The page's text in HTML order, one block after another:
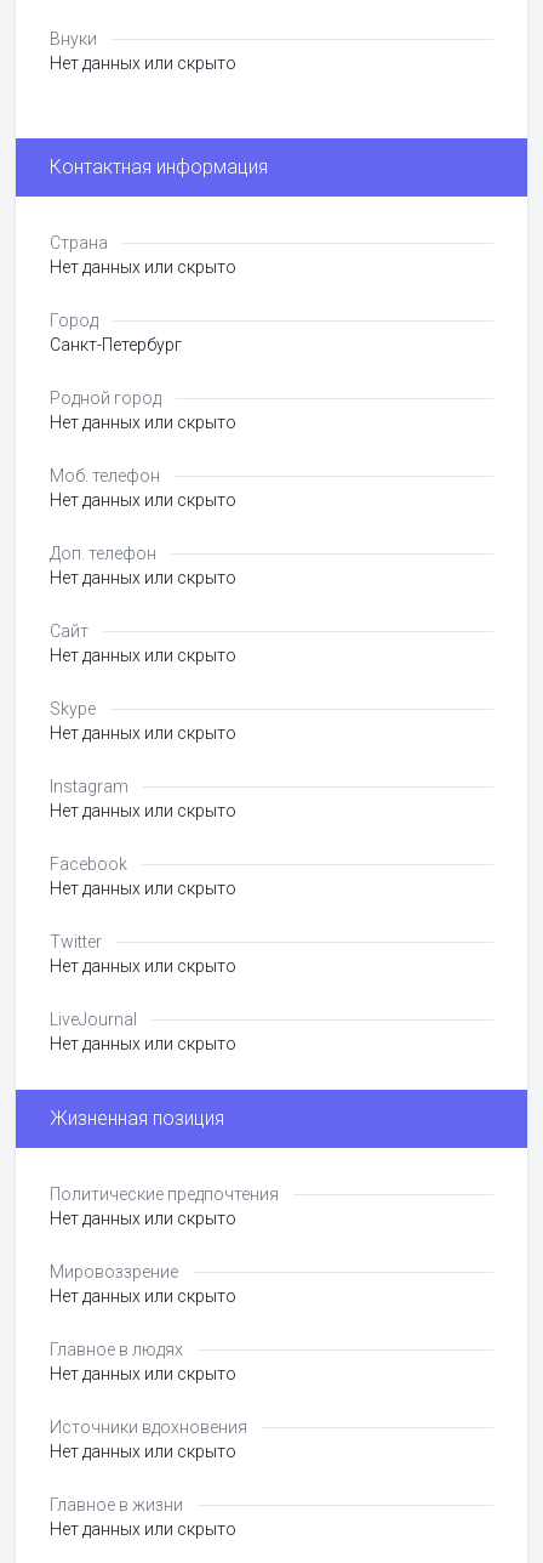
Внуки
Нет данных или скрыто
Контактная информация
Страна
Нет данных или скрыто
Город
Санкт-Петербург
Родной город
Нет данных или скрыто
Моб. телефон
Нет данных или скрыто
Доп. телефон
Нет данных или скрыто
Сайт
Нет данных или скрыто
Skype
Нет данных или скрыто
Instagram
Нет данных или скрыто
Facebook
Нет данных или скрыто
Twitter
Нет данных или скрыто
LiveJournal
Нет данных или скрыто
Жизненная позиция
Политические предпочтения
Нет данных или скрыто
Мировоззрение
Нет данных или скрыто
Главное в людях
Нет данных или скрыто
Источники вдохновения
Нет данных или скрыто
Главное в жизни
Нет данных или скрыто